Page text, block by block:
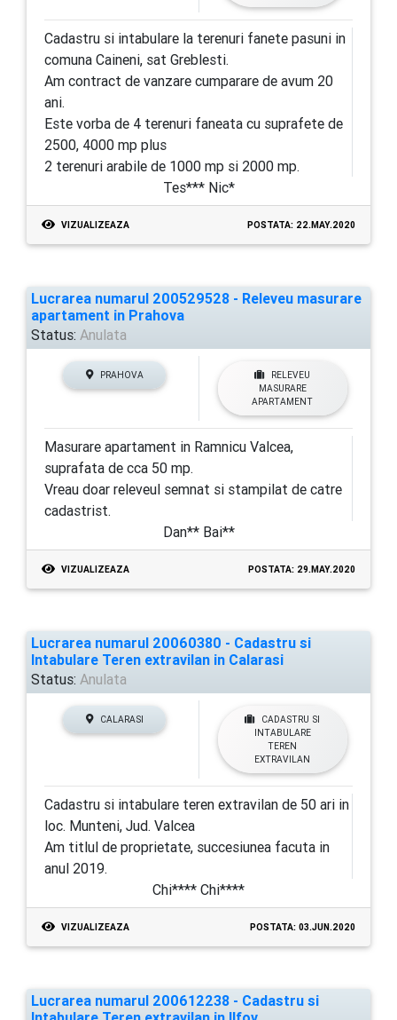
Cadastru si intabulare la terenuri fanete pasuni in
comuna Caineni, sat Greblesti.
Am contract de vanzare cumparare de avum 20
ani.
Este vorba de 4 terenuri faneata cu suprafete de
2500, 4000 mp plus
2 terenuri arabile de 1000 mp si 2000 mp.
Tes*** Nic*
VIZUALIZEAZA POSTATA: 22.MAY.2020
Lucrarea numarul 200529528 - Releveu masurare
apartament in Prahova
Status: Anulata
PRAHOVA
RELEVEU
MASURARE
APARTAMENT
Masurare apartament in Ramnicu Valcea,
suprafata de cca 50 mp.
Vreau doar releveul semnat si stampilat de catre
cadastrist.
Dan** Bai**
VIZUALIZEAZA POSTATA: 29.MAY.2020
Lucrarea numarul 20060380 - Cadastru si
Intabulare Teren extravilan in Calarasi
Status: Anulata
CALARASI
CADASTRU SI
INTABULARE
TEREN
EXTRAVILAN
Cadastru si intabulare teren extravilan de 50 ari in
loc. Munteni, Jud. Valcea
Am titlul de proprietate, succesiunea facuta in
anul 2019.
Chi**** Chi****
VIZUALIZEAZA POSTATA: 03.JUN.2020
Lucrarea numarul 200612238 - Cadastru si